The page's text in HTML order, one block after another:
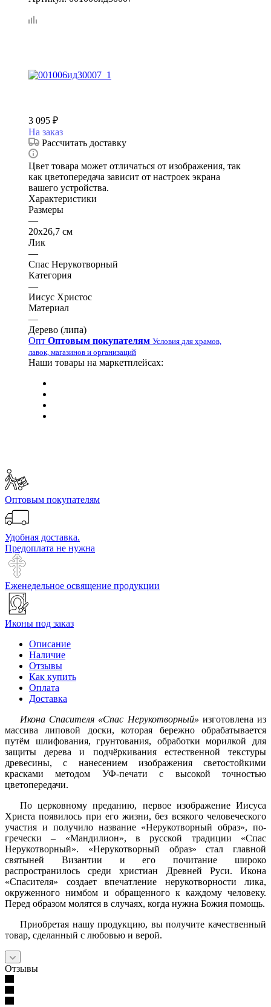
3 095 ₽
На заказ
Рассчитать доставку
Цвет товара может отличаться от изображения, так
как цветопередача зависит от настроек экрана
вашего устройства.
Характеристики
Размеры
—
20х26,7 см
Лик
—
Спас Нерукотворный
Категория
—
Иисус Христос
Материал
—
Дерево (липа)
Опт Оптовым покупателям Условия для храмов,
лавок, магазинов и организаций
Наши товары на маркетплейсах:
Оптовым покупателям
Удобная доставка.
Предоплата не нужна
Еженедельное освящение продукции
Иконы под заказ
Описание
Наличие
Отзывы
Как купить
Оплата
Доставка
Икона Спасителя «Спас Нерукотворный» изготовлена из
массива липовой доски, которая бережно обрабатывается
путём шлифования, грунтования, обработки морилкой для
защиты дерева и подчёркивания естественной текстуры
древесины, с нанесением изображения светостойкими
красками методом УФ-печати с высокой точностью
цветопередачи.
По церковному преданию, первое изображение Иисуса
Христа появилось при его жизни, без всякого человеческого
участия и получило название «Нерукотворный образ», по-
гречески – «Мандилион», в русской традиции «Спас
Нерукотворный». «Нерукотворный образ» стал главной
святыней Византии и его почитание широко
распространилось среди христиан Древней Руси. Икона
«Спасителя» создает впечатление нерукотворности лика,
окруженного нимбом и обращенного к каждому человеку.
Перед образом молятся в случаях, когда нужна Божия помощь.
Приобретая нашу продукцию, вы получите качественный
товар, сделанный с любовью и верой.
Отзывы